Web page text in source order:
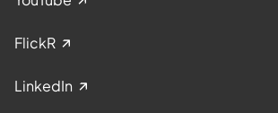
FlickR
LinkedIn